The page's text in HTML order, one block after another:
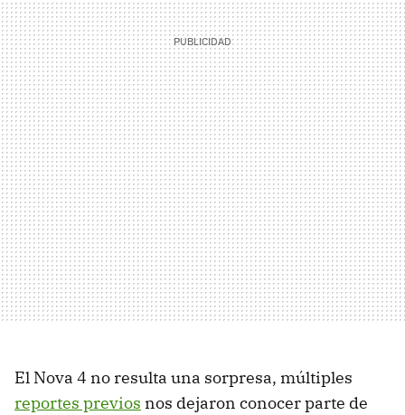
El Nova 4 no resulta una sorpresa, múltiples
reportes previos nos dejaron conocer parte de